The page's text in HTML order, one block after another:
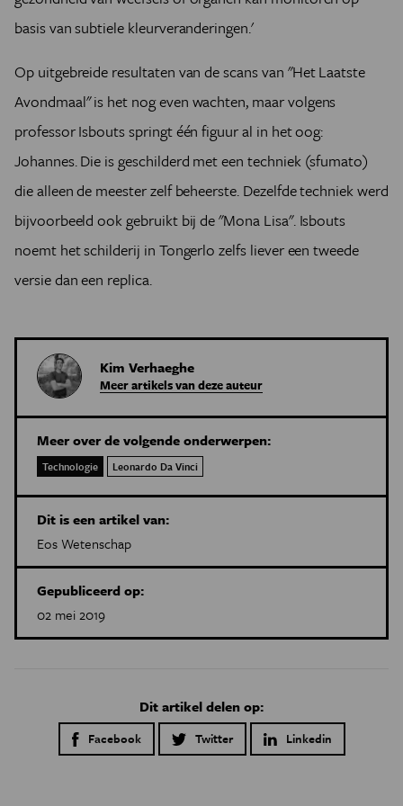
basis van subtiele kleurveranderingen.'
Op uitgebreide resultaten van de scans van "Het Laatste
Avondmaal" is het nog even wachten, maar volgens
professor Isbouts springt één figuur al in het oog:
Johannes. Die is geschilderd met een techniek (sfumato)
die alleen de meester zelf beheerste. Dezelfde techniek werd
bijvoorbeeld ook gebruikt bij de "Mona Lisa". Isbouts
noemt het schilderij in Tongerlo zelfs liever een tweede
versie dan een replica.
Kim Verhaeghe
Meer artikels van deze auteur
Meer over de volgende onderwerpen:
Technologie Leonardo Da Vinci
Dit is een artikel van:
Eos Wetenschap
Gepubliceerd op:
02 mei 2019
Dit artikel delen op:
Facebook Twitter Linkedin